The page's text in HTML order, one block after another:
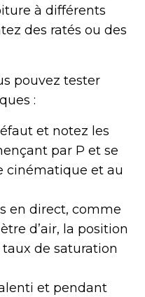
à différents
des ratés ou des
pouvez tester
:
et notez les
par P et se
cinématique et au
en direct, comme
d’air, la position
de saturation
et pendant